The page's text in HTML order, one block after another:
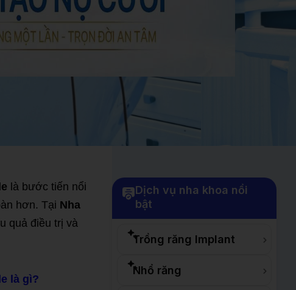
là bước tiến nổi
hơn. Tại Nha
quả điều trị và
là gì?
Dịch vụ nha khoa nổi
bật
Trồng răng Implant
Nhổ răng